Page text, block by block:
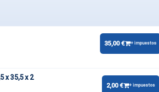
35,00 € + impuestos
x 35,5 x 2
2,00 € + impuestos